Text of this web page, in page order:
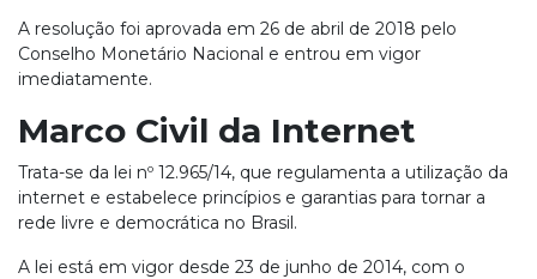
A resolução foi aprovada em 26 de abril de 2018 pelo
Conselho Monetário Nacional e entrou em vigor
imediatamente.
Marco Civil da Internet
Trata-se da lei nº 12.965/14, que regulamenta a utilização da
internet e estabelece princípios e garantias para tornar a
rede livre e democrática no Brasil.
A lei está em vigor desde 23 de junho de 2014, com o